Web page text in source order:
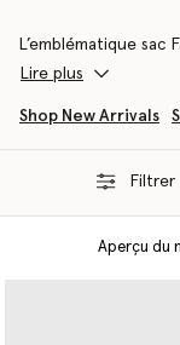
L’emblématique sac
sa dichotomie entre
des jeans en coton
Lire plus
Shop New Arrivals
Filtrer
Aperçu du